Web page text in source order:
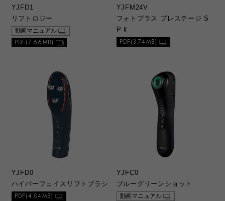
全上のご注意は、法的規制などの変化に応じ
て変更する場合があります。最新の安全に関
するお問い合わせは当社カスタマーサポート
へお問い合わせください。
1）本ウェブサイトのサービスを利用または利
用できなかったことによって、万が一損害
（データの破損・業務の中断・営業情報の損
失などによる損害を含む）が生じた場合で
も、当社は一切責任を負いませんことをご了
承ください。損害の発生や第三者からの賠償
請求の可能性があることについて、あらかじ
め当社に知らされた場合であっても同様で
f. 複製・複写・改変等の禁止
1）総合カタログ、取扱説明書および別紙類
YJFD1
リフトロジー
動画マニュアル
PDF(7.66MB)
YJFM24V
フォトプラス プレステージ S
P Ⅱ
PDF(3.74MB)
YJFD0
ハイパーフェイスリフトブラシ
PDF(4.04MB)
YJFC0
ブルーグリーンショット
動画マニュアル